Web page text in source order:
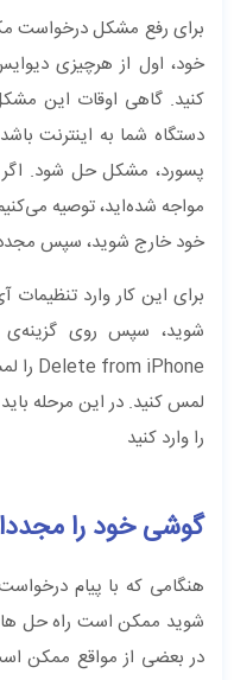
برای رفع مشکل درخواست
خود، اول از هرچیزی
کنید. گاهی اوقات این
دستگاه شما به اینترنت
پسورد، مشکل حل شود. اگر
مواجه شده‌اید، توصیه
خود خارج شوید، سپس
لمس کنید. در این مرحله
را وارد کنید
گوشی خود را مجددا
شوید ممکن است راه حل
در بعضی از مواقع ممکن